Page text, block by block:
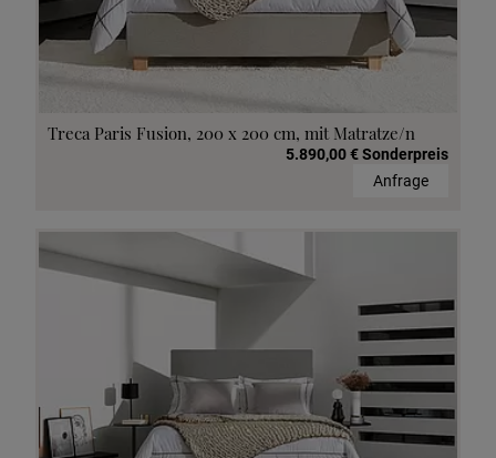
Treca Paris Fusion, 200 x 200 cm, mit Matratze/n
5.890,00 € Sonderpreis
Anfrage